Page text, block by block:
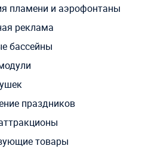
пламени и аэрофонтаны
реклама
бассейны
праздников
товары